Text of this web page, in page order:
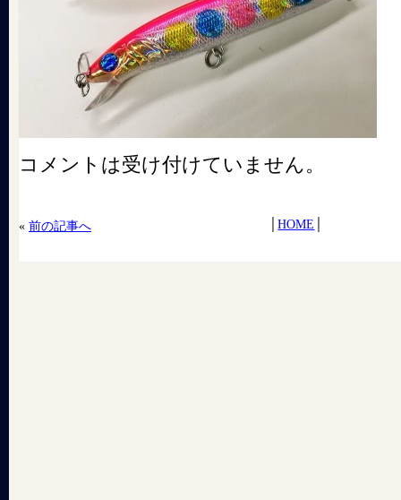
コメントは受け付けていません。
« 前の記事へ │HOME